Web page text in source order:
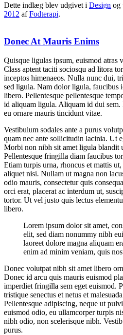
Dette indlæg blev udgivet i Design og
2012 afFodterapi.
Donec At Mauris Enims
Quisque ligulas ipsum, euismod atras
Class aptent taciti sociosqu ad litora
inceptos himenaeos. Nulla nunc dui,
sed ligula. Nam dolor ligula, faucibus
libero. Pellentesque pellentesque
id aliquam ligula. Aliquam id dui sem.
eu ornare mauris tincidunt vitae.
Vestibulum sodales ante a purus
quam nec ante sollicitudin lacinia. Ut
Morbi non nibh sit amet ligula blandit
Pellentesque fringilla diam faucibus
Etiam turpis urna, rhoncus et mattis
aliquet nisi. Nullam ut magna non
odio mauris, consectetur quis
orci erat, placerat ac interdum ut,
tortor. Ut vel justo quis lectus
libero.
Lorem ipsum dolor sit amet,
elit, sed diam nonummy nibh
laoreet dolore magna aliquam
enim ad minim veniam, quis
Donec volutpat nibh sit amet libero
Donec id arcu quis mauris euismod
imperdiet fringilla sem eget euismod.
tristique senectus et netus et
Pellentesque adipiscing, neque ut
euismod odio, eu ullamcorper turpis
nibh odio, non scelerisque nibh.
purus.